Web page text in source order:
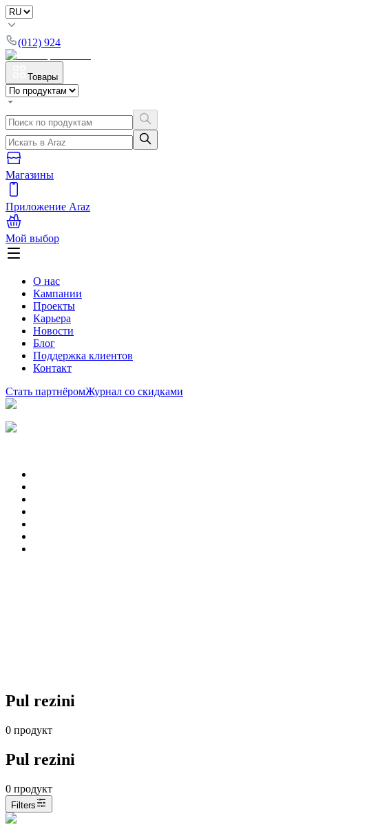
(012) 924
Товары
Магазины
Приложение Araz
Мой выбор
О нас
Кампании
Проекты
Карьера
Новости
Блог
Поддержка клиентов
Контакт
Стать партнёромЖурнал со скидками
Pul rezini
0 продукт
Pul rezini
0 продукт
Filters